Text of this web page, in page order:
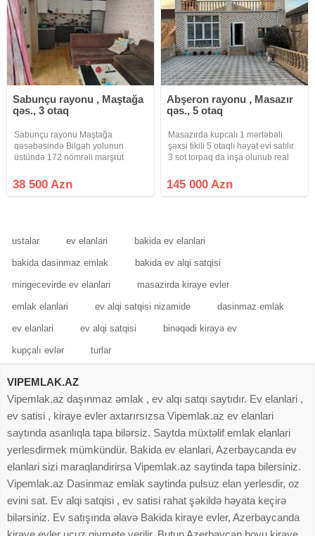
Sabunçu rayonu , Maştağa
qəs., 3 otaq
Sabunçu rayonu Maştağa
qəsəbəsində Bilgəh yolunun
üstündə 172 nömrəli marşrut
Narkoloji dinpanseriy yaxinliqinda
1 sotun icində 3 otaqli zal studiyali
38 500 Azn
Abşeron rayonu , Masazır
qəs., 5 otaq
Masazırda kupcalı 1 mərtəbəli
şəxsi tikili 5 otaqlı həyət evi satılır.
3 sot torpaq da inşa olunub real
145 000 Azn
ustalar ev elanlari bakida ev elanlari
bakida dasinmaz emlak bakida ev alqi satqisi
mingecevirde ev elanlari masazirda kiraye evler
emlak elanlari ev alqi satqisi nizamide dasinmaz emlak
ev elanlari ev alqi satqisi binəqədi kirayə ev
kupçalı evlər turlar
VIPEMLAK.AZ
Vipemlak.az daşınmaz əmlak , ev alqı satqı saytıdır. Ev elanlari ,
ev satisi , kiraye evler axtarırsızsa Vipemlak.az ev elanlari
saytında asanlıqla tapa bilərsiz. Saytda müxtəlif emlak elanlari
yerlesdirmek mümkündür. Bakida ev elanlari, Azerbaycanda ev
elanlari sizi maraqlandirirsa Vipemlak.az saytinda tapa bilersiniz.
Vipemlak.az Dasinmaz emlak saytinda pulsuz elan yerlesdir, oz
evini sat. Ev alqi satqisi , ev satisi rahat şəkildə həyata keçirə
bilərsiniz. Ev satışında əlavə Bakida kiraye evler, Azerbaycanda